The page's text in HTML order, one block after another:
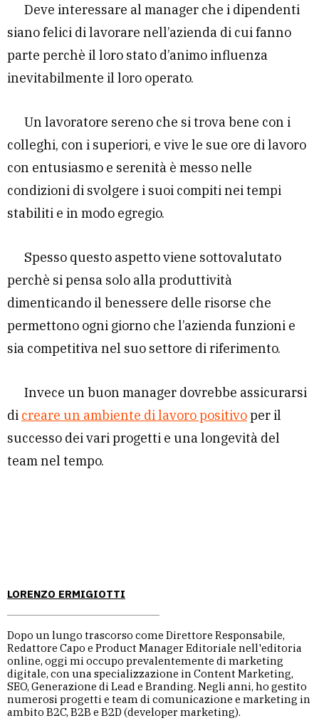
LORENZO ERMIGIOTTI
Dopo un lungo trascorso come Direttore Responsabile,
Redattore Capo e Product Manager Editoriale nell'editoria
online, oggi mi occupo prevalentemente di marketing
digitale, con una specializzazione in Content Marketing,
SEO, Generazione di Lead e Branding. Negli anni, ho gestito
numerosi progetti e team di comunicazione e marketing in
ambito B2C, B2B e B2D (developer marketing).
Deve interessare al manager che i dipendenti
siano felici di lavorare nell’azienda di cui fanno
parte perchè il loro stato d’animo influenza
inevitabilmente il loro operato.
Un lavoratore sereno che si trova bene con i
colleghi, con i superiori, e vive le sue ore di lavoro
con entusiasmo e serenità è messo nelle
condizioni di svolgere i suoi compiti nei tempi
stabiliti e in modo egregio.
Spesso questo aspetto viene sottovalutato
perchè si pensa solo alla produttività
dimenticando il benessere delle risorse che
permettono ogni giorno che l’azienda funzioni e
sia competitiva nel suo settore di riferimento.
Invece un buon manager dovrebbe assicurarsi
di creare un ambiente di lavoro positivoper il
successo dei vari progetti e una longevità del
team nel tempo.